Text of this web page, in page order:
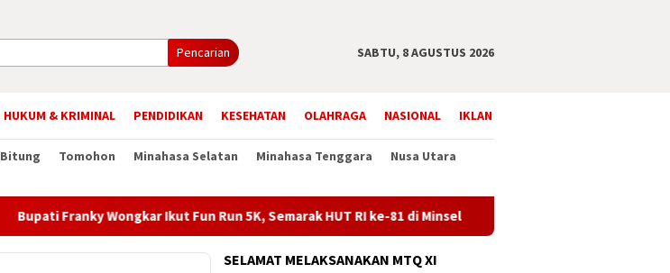
Pencarian SABTU, 8 AGUSTUS 2026
HUKUM & KRIMINAL PENDIDIKAN KESEHATAN OLAHRAGA NASIONAL IKLAN
Bitung Tomohon Minahasa Selatan Minahasa Tenggara
Nusa Utara
Bupati Franky Wongkar Ikut Fun Run 5K, Semarak HUT RI ke-81 di Minsel
SELAMAT MELAKSANAKAN MTQ XI